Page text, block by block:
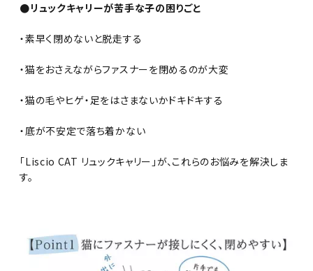
●リュックキャリーが苦手な子の困りごと
・素早く閉めないと脱走する
・猫をおさえながらファスナーを閉めるのが大変
・猫の毛やヒゲ・足をはさまないかドキドキする
・底が不安定で落ち着かない
「Liscio CAT リュックキャリー」が、これらのお悩みを解決しま
す。